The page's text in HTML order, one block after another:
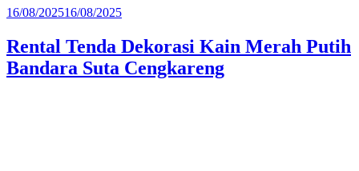
Diposkan
16/08/202516/08/2025
Rental Tenda Dekorasi Kain Merah Putih
Bandara Suta Cengkareng